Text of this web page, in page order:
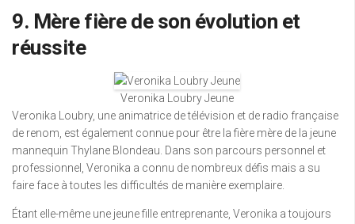
9. Mère fière de son évolution et
réussite
Veronika Loubry Jeune
Veronika Loubry, une animatrice de télévision et de radio française
de renom, est également connue pour être la fière mère de la jeune
mannequin Thylane Blondeau. Dans son parcours personnel et
professionnel, Veronika a connu de nombreux défis mais a su
faire face à toutes les difficultés de manière exemplaire.
Étant elle-même une jeune fille entreprenante, Veronika a toujours